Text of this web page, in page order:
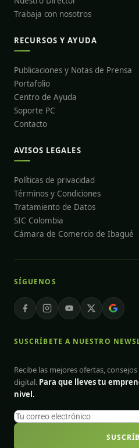
Trabaja con nosotros
RECURSOS Y AYUDA
Publicaciones y Notas de Prensa
Portafolio
Centro de Ayuda
Soporte PC
Contacto
AVISOS LEGALES
Políticas de privacidad
Términos y Condiciones
Tratamiento de Datos
SIC Colombia
Cámara de Comercio de Ibagué
SÍGUENOS
SUSCRÍBETE A NUESTRO
Recibe las mejores ofertas,
digital. Para que lleves tu
nivel.